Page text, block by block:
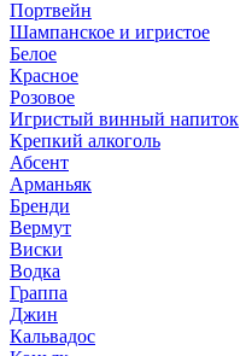
Портвейн
Шампанское и игристое
Белое
Красное
Розовое
Игристый винный напиток
Крепкий алкоголь
Абсент
Арманьяк
Бренди
Вермут
Виски
Водка
Граппа
Джин
Кальвадос